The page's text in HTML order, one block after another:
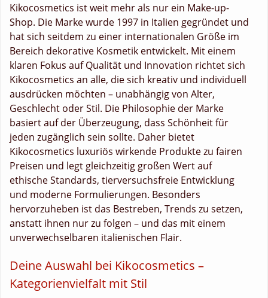
Kikocosmetics ist weit mehr als nur ein Make-up-
Shop. Die Marke wurde 1997 in Italien gegründet und
hat sich seitdem zu einer internationalen Größe im
Bereich dekorative Kosmetik entwickelt. Mit einem
klaren Fokus auf Qualität und Innovation richtet sich
Kikocosmetics an alle, die sich kreativ und individuell
ausdrücken möchten – unabhängig von Alter,
Geschlecht oder Stil. Die Philosophie der Marke
basiert auf der Überzeugung, dass Schönheit für
jeden zugänglich sein sollte. Daher bietet
Kikocosmetics luxuriös wirkende Produkte zu fairen
Preisen und legt gleichzeitig großen Wert auf
ethische Standards, tierversuchsfreie Entwicklung
und moderne Formulierungen. Besonders
hervorzuheben ist das Bestreben, Trends zu setzen,
anstatt ihnen nur zu folgen – und das mit einem
unverwechselbaren italienischen Flair.
Deine Auswahl bei Kikocosmetics –
Kategorienvielfalt mit Stil